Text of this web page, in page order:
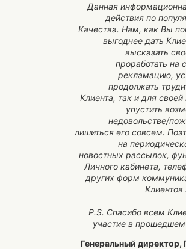
Данная
действия по
Качества. Нам, как Вы
выгоднее дать
высказать
проработать на
рекламацию,
продолжать
Клиента, так и для
упустить
недовольстве/
лишиться его совсем.
на
новостных рассылок,
Личного кабинета,
других форм
P.S. Спасибо всем
участие в прошедшем
Генеральный директор,